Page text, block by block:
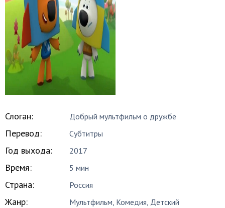
Слоган: Добрый мультфильм о дружбе
Перевод: Субтитры
Год выхода: 2017
Время: 5 мин
Страна: Россия
Жанр: Мультфильм, Комедия, Детский